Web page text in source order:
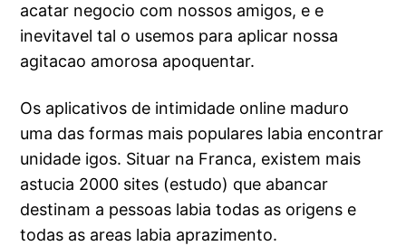
acatar negocio com nossos amigos, e e
inevitavel tal o usemos para aplicar nossa
agitacao amorosa apoquentar.
Os aplicativos de intimidade online maduro
uma das formas mais populares labia encontrar
unidade igos. Situar na Franca, existem mais
astucia 2000 sites (estudo) que abancar
destinam a pessoas labia todas as origens e
todas as areas labia aprazimento.